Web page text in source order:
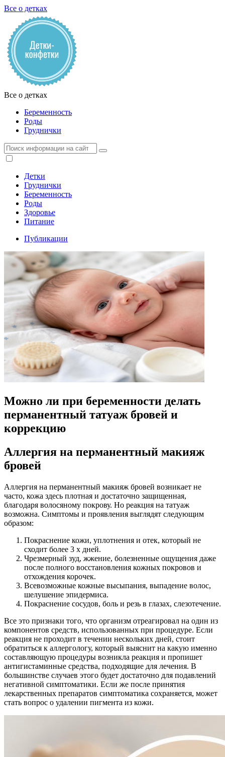
Все о детках
Все о детках
Беременность
Роды
Груднички
Детки
Груднички
Беременность
Роды
Здоровье
Питание
Публикации
Можно ли при беременности делать
перманентный татуаж бровей и
коррекцию
Аллергия на перманентный макияж
бровей
Аллергия на перманентный макияж бровей возникает не
часто, кожа здесь плотная и достаточно защищенная,
благодаря волосяному покрову. Но реакция на татуаж
возможна. Симптомы и проявления выглядят следующим
образом:
Покраснение кожи, уплотнения и отек, который не
сходит более 3 х дней.
Чрезмерный зуд, жжение, болезненные ощущения даже
после полного восстановления кожных покровов и
отхождения корочек.
Всевозможные кожные высыпания, выпадение волос,
шелушение эпидермиса.
Покраснение сосудов, боль и резь в глазах, слезотечение.
Все это признаки того, что организм отреагировал на один из
компонентов средств, использованных при процедуре. Если
реакция не проходит в течении нескольких дней, стоит
обратиться к аллергологу, который выяснит на какую именно
составляющую процедуры возникла реакция и пропишет
антигистаминные средства, подходящие для лечения. В
большинстве случаев этого будет достаточно для подавлений
негативной симптоматики. Если же после принятия
лекарственных препаратов симптоматика сохраняется, может
стать вопрос о удалении пигмента из кожи.